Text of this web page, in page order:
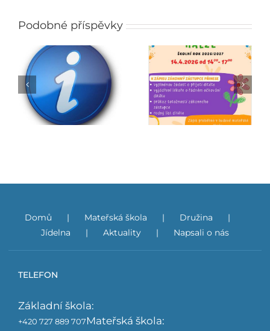
Podobné příspěvky
Zápis do mateřské
školy
Jarmark
Domů Mateřská škola
Družina
Jídelna
Aktuality Napsali o nás
TELEFON
Základní škola:
+420 727 889 707Mateřská škola: